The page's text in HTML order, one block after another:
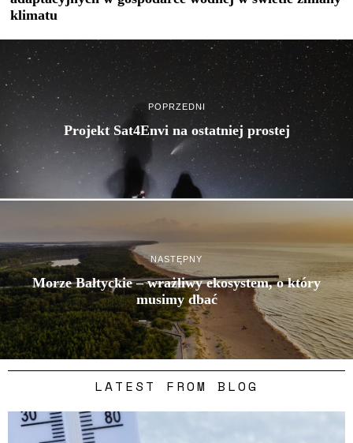
klimatu
POPRZEDNI
Projekt Sat4Envi na ostatniej prostej
NASTĘPNY
Morze Bałtyckie – wrażliwy ekosystem, o który
musimy dbać
LATEST FROM BLOG